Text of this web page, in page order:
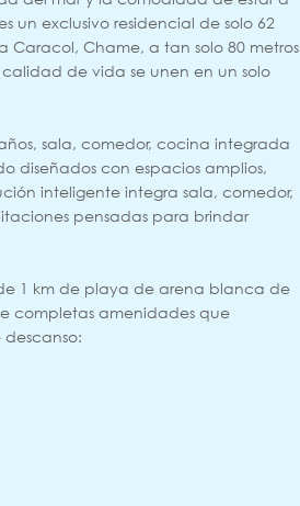
un exclusivo residencial de solo 62
Caracol, Chame, a tan solo 80 metros
de vida se unen en un solo
sala, comedor, cocina integrada
diseñados con espacios amplios,
inteligente integra sala, comedor,
pensadas para brindar
1 km de playa de arena blanca de
completas amenidades que